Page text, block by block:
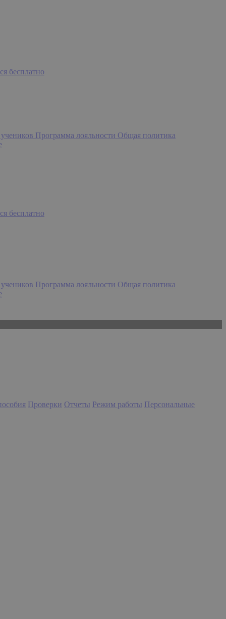
бесплатно
Программа лояльности Общая политика
бесплатно
Программа лояльности Общая политика
Проверки Отчеты Режим работы Персональные